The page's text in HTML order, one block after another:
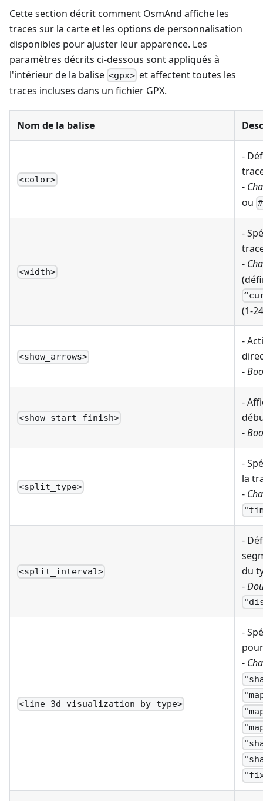
Cette section décrit comment OsmAnd affiche les
traces sur la carte et les options de personnalisation
disponibles pour ajuster leur apparence. Les
paramètres décrits ci-dessous sont appliqués à
l'intérieur de la balise <gpx> et affectent toutes les
traces incluses dans un fichier GPX.
Nom de la balise
<color>
-
-
ou
<width>
-
-
(1-
<show_arrows>
-
-
<show_start_finish>
-
-
<split_type>
-
la
-
<split_interval>
-
du
-
<line_3d_visualization_by_type>
-
-